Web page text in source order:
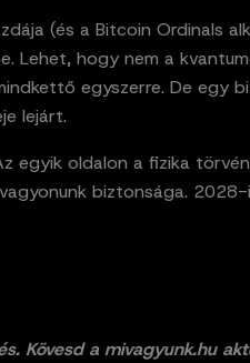
(és a Bitcoin Ordinals
Lehet, hogy nem a
egyszerre. De egy
lejárt.
egyik oldalon a fizika
biztonsága.
Kövesd a mivagyunk.hu